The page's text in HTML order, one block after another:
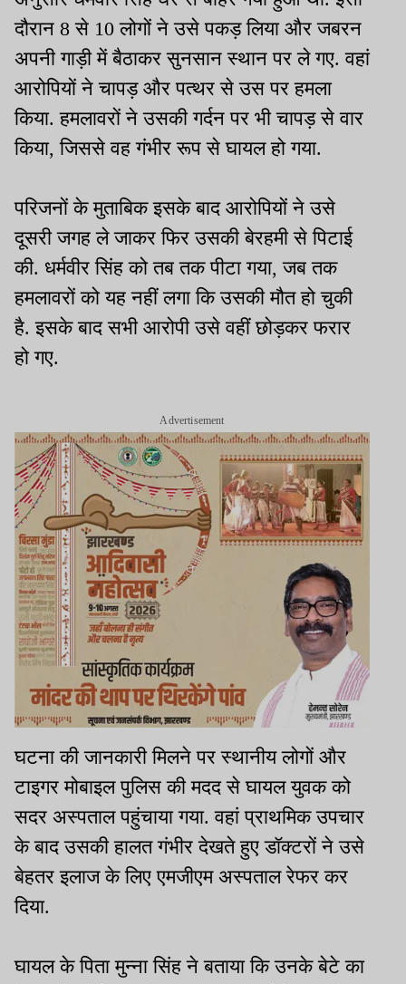
दौरान 8 से 10 लोगों ने उसे पकड़ लिया और जबरन
अपनी गाड़ी में बैठाकर सुनसान स्थान पर ले गए. वहां
आरोपियों ने चापड़ और पत्थर से उस पर हमला
किया. हमलावरों ने उसकी गर्दन पर भी चापड़ से वार
किया, जिससे वह गंभीर रूप से घायल हो गया.
परिजनों के मुताबिक इसके बाद आरोपियों ने उसे
दूसरी जगह ले जाकर फिर उसकी बेरहमी से पिटाई
की. धर्मवीर सिंह को तब तक पीटा गया, जब तक
हमलावरों को यह नहीं लगा कि उसकी मौत हो चुकी
है. इसके बाद सभी आरोपी उसे वहीं छोड़कर फरार
हो गए.
Advertisement
घटना की जानकारी मिलने पर स्थानीय लोगों और
टाइगर मोबाइल पुलिस की मदद से घायल युवक को
सदर अस्पताल पहुंचाया गया. वहां प्राथमिक उपचार
के बाद उसकी हालत गंभीर देखते हुए डॉक्टरों ने उसे
बेहतर इलाज के लिए एमजीएम अस्पताल रेफर कर
दिया.
घायल के पिता मुन्ना सिंह ने बताया कि उनके बेटे का